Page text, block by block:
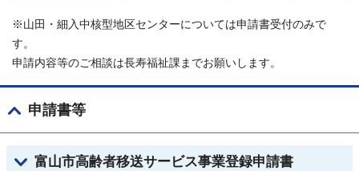
※山田・細入中核型地区センターについては申請書受付のみで
す。
申請内容等のご相談は長寿福祉課までお願いします。
申請書等
富山市高齢者移送サービス事業登録申請書